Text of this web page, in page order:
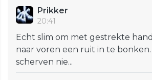
Prikker
20:41
Echt slim om met gestrekte
naar voren een ruit in te
scherven nie...